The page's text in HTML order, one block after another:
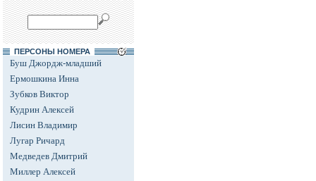
ПЕРСОНЫ НОМЕРА
Буш Джордж-младший
Ермошкина Инна
Зубков Виктор
Кудрин Алексей
Лисин Владимир
Лугар Ричард
Медведев Дмитрий
Миллер Алексей